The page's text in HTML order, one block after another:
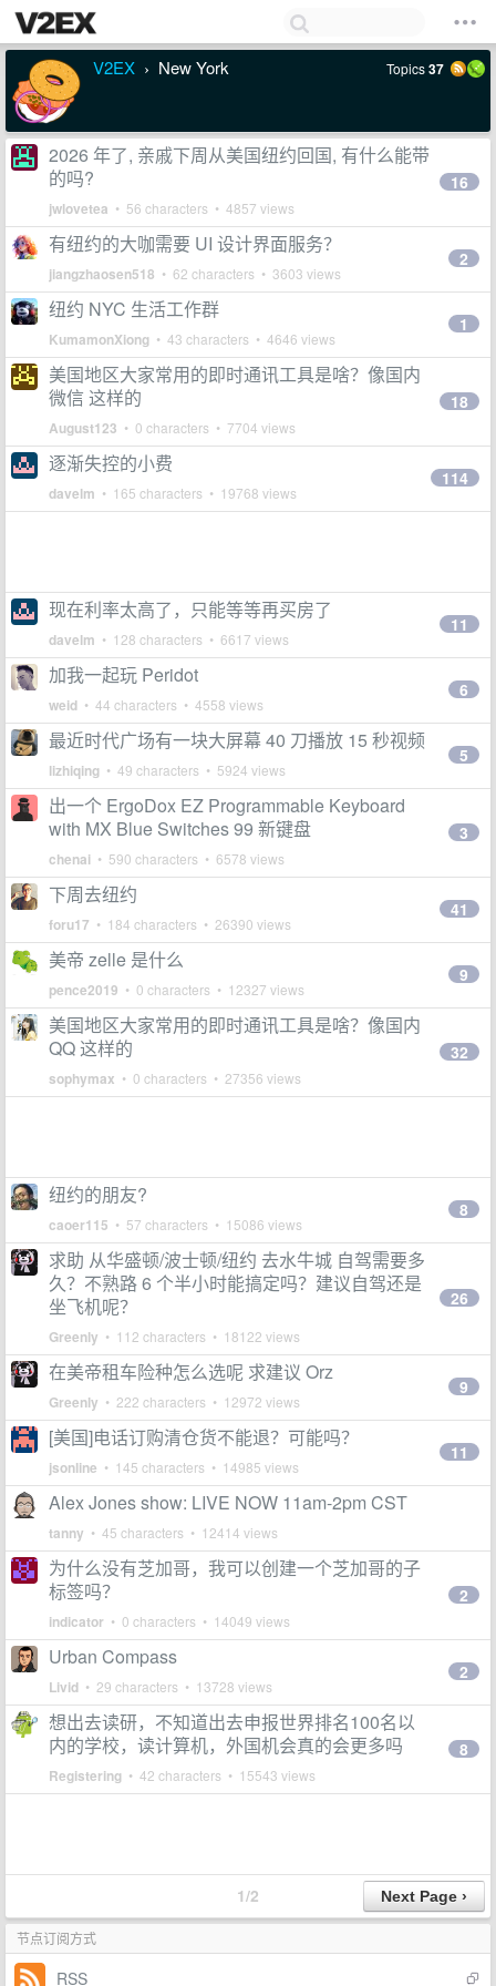
V2EX › New York Topics37
2026 年了, 亲戚下周从美国纽约回国, 有什么能带
的吗?
jwlovetea • 56 characters • 4857 views
16
有纽约的大咖需要 UI 设计界面服务？
jiangzhaosen518 • 62 characters • 3603 views
2
纽约 NYC 生活工作群
KumamonXiong • 43 characters • 4646 views
1
美国地区大家常用的即时通讯工具是啥？像国内
微信 这样的
August123 • 0 characters • 7704 views
18
逐渐失控的小费
davelm • 165 characters • 19768 views
114
现在利率太高了，只能等等再买房了
davelm • 128 characters • 6617 views
11
加我一起玩 Peridot
weid • 44 characters • 4558 views
6
最近时代广场有一块大屏幕 40 刀播放 15 秒视频
lizhiqing • 49 characters • 5924 views
5
出一个 ErgoDox EZ Programmable Keyboard
with MX Blue Switches 99 新键盘
chenai • 590 characters • 6578 views
3
下周去纽约
foru17 • 184 characters • 26390 views
41
美帝 zelle 是什么
pence2019 • 0 characters • 12327 views
9
美国地区大家常用的即时通讯工具是啥？像国内
QQ 这样的
sophymax • 0 characters • 27356 views
32
纽约的朋友?
caoer115 • 57 characters • 15086 views
8
求助 从华盛顿/波士顿/纽约 去水牛城 自驾需要多
久？不熟路 6 个半小时能搞定吗？建议自驾还是
坐飞机呢？
Greenly • 112 characters • 18122 views
26
在美帝租车险种怎么选呢 求建议 Orz
Greenly • 222 characters • 12972 views
9
[美国]电话订购清仓货不能退？可能吗？
jsonline • 145 characters • 14985 views
11
Alex Jones show: LIVE NOW 11am-2pm CST
tanny • 45 characters • 12414 views
为什么没有芝加哥，我可以创建一个芝加哥的子
标签吗？
indicator • 0 characters • 14049 views
2
Urban Compass
Livid • 29 characters • 13728 views
2
想出去读研，不知道出去申报世界排名100名以
内的学校，读计算机，外国机会真的会更多吗
Registering • 42 characters • 15543 views
8
1/2
节点订阅方式
RSS